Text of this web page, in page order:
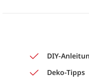
DIY-
Deko-Tipps